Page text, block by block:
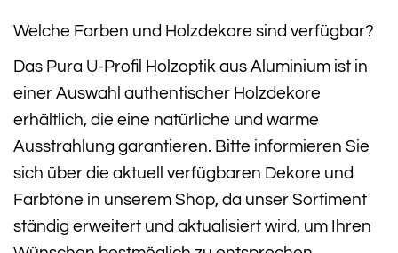
Welche Farben und Holzdekore sind verfügbar?
Das Pura U-Profil Holzoptik aus Aluminium ist in
einer Auswahl authentischer Holzdekore
erhältlich, die eine natürliche und warme
Ausstrahlung garantieren. Bitte informieren Sie
sich über die aktuell verfügbaren Dekore und
Farbtöne in unserem Shop, da unser Sortiment
ständig erweitert und aktualisiert wird, um Ihren